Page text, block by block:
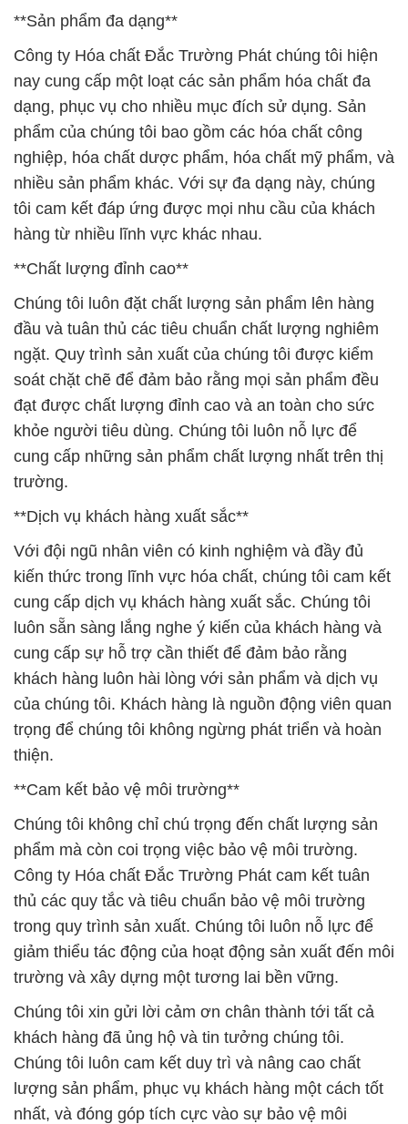
**Sản phẩm đa dạng**
Công ty Hóa chất Đắc Trường Phát chúng tôi hiện
nay cung cấp một loạt các sản phẩm hóa chất đa
dạng, phục vụ cho nhiều mục đích sử dụng. Sản
phẩm của chúng tôi bao gồm các hóa chất công
nghiệp, hóa chất dược phẩm, hóa chất mỹ phẩm, và
nhiều sản phẩm khác. Với sự đa dạng này, chúng
tôi cam kết đáp ứng được mọi nhu cầu của khách
hàng từ nhiều lĩnh vực khác nhau.
**Chất lượng đỉnh cao**
Chúng tôi luôn đặt chất lượng sản phẩm lên hàng
đầu và tuân thủ các tiêu chuẩn chất lượng nghiêm
ngặt. Quy trình sản xuất của chúng tôi được kiểm
soát chặt chẽ để đảm bảo rằng mọi sản phẩm đều
đạt được chất lượng đỉnh cao và an toàn cho sức
khỏe người tiêu dùng. Chúng tôi luôn nỗ lực để
cung cấp những sản phẩm chất lượng nhất trên thị
trường.
**Dịch vụ khách hàng xuất sắc**
Với đội ngũ nhân viên có kinh nghiệm và đầy đủ
kiến thức trong lĩnh vực hóa chất, chúng tôi cam kết
cung cấp dịch vụ khách hàng xuất sắc. Chúng tôi
luôn sẵn sàng lắng nghe ý kiến của khách hàng và
cung cấp sự hỗ trợ cần thiết để đảm bảo rằng
khách hàng luôn hài lòng với sản phẩm và dịch vụ
của chúng tôi. Khách hàng là nguồn động viên quan
trọng để chúng tôi không ngừng phát triển và hoàn
thiện.
**Cam kết bảo vệ môi trường**
Chúng tôi không chỉ chú trọng đến chất lượng sản
phẩm mà còn coi trọng việc bảo vệ môi trường.
Công ty Hóa chất Đắc Trường Phát cam kết tuân
thủ các quy tắc và tiêu chuẩn bảo vệ môi trường
trong quy trình sản xuất. Chúng tôi luôn nỗ lực để
giảm thiểu tác động của hoạt động sản xuất đến môi
trường và xây dựng một tương lai bền vững.
Chúng tôi xin gửi lời cảm ơn chân thành tới tất cả
khách hàng đã ủng hộ và tin tưởng chúng tôi.
Chúng tôi luôn cam kết duy trì và nâng cao chất
lượng sản phẩm, phục vụ khách hàng một cách tốt
nhất, và đóng góp tích cực vào sự bảo vệ môi